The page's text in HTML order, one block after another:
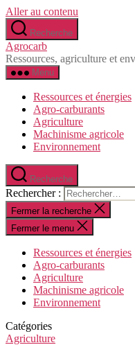
Aller au contenu
Recherche
Agrocarb
Ressources, agriculture et
Menu
Ressources et énergies
Agro-carburants
Agriculture
Machinisme agricole
Environnement
Recherche
Rechercher :
Fermer la recherche
Fermer le menu
Ressources et énergies
Agro-carburants
Agriculture
Machinisme agricole
Environnement
Catégories
Agriculture